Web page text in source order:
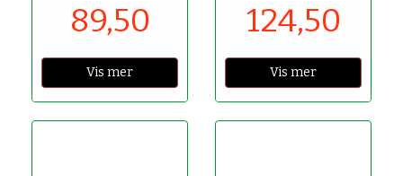
89,50
Vis mer
124,50
Vis mer